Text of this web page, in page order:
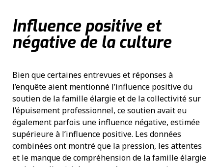
Influence positive et
négative de la culture
Bien que certaines entrevues et réponses à
l’enquête aient mentionné l’influence positive du
soutien de la famille élargie et de la collectivité sur
l’épuisement professionnel, ce soutien avait eu
également parfois une influence négative, estimée
supérieure à l’influence positive. Les données
combinées ont montré que la pression, les attentes
et le manque de compréhension de la famille élargie